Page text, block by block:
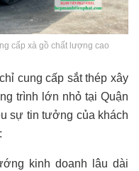
cấp xà gồ chất lượng cao
cung cấp sắt thép xây
trình lớn nhỏ tại Quận
sự tin tưởng của khách
kinh doanh lâu dài